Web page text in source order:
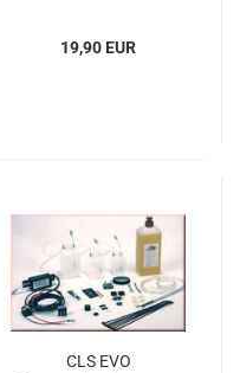
19,90 EUR
CLS EVO